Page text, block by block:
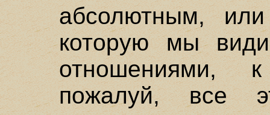
абсолютным,
которую мы
отношениями,
пожалуй, все